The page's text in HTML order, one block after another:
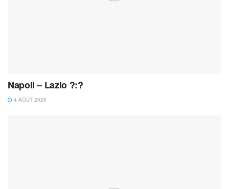
Napoli – Lazio ?:?
4 AOÛT 2026